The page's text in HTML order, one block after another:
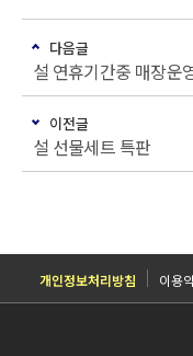
다음글
설 연휴기간중 매장운
이전글
설 선물세트 특판
개인정보처리방침 이용